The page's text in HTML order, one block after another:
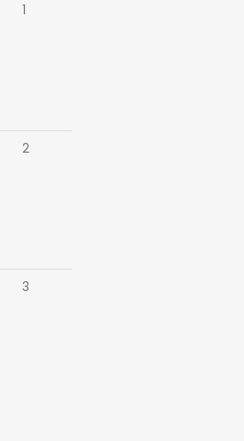
1
2
3